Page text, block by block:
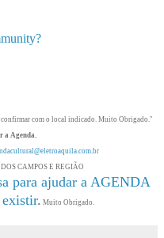
com o local indicado. Muito Obrigado."
a Agenda.
CAMPOS E REGIÃO
para ajudar a AGENDA
. Muito Obrigado.